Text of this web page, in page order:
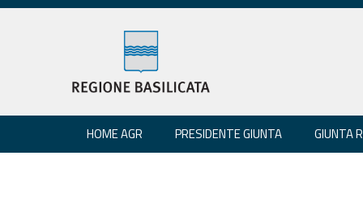
HOME AGR PRESIDENTE GIUNTA GIUNTA